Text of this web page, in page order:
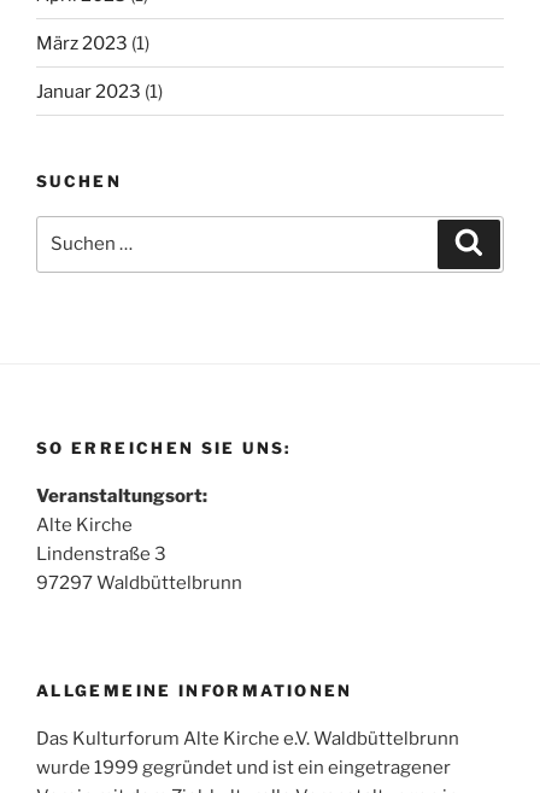
März 2023 (1)
Januar 2023 (1)
SUCHEN
nach:
SO ERREICHEN SIE UNS:
Veranstaltungsort:
Alte Kirche
Lindenstraße 3
97297 Waldbüttelbrunn
ALLGEMEINE INFORMATIONEN
Das Kulturforum Alte Kirche e.V. Waldbüttelbrunn
wurde 1999 gegründet und ist ein eingetragener